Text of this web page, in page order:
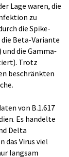
Lage waren, die
zu
die Spike-
Beta-Variante
die Gamma-
Trotz
beschränkten
von B.1.617
Es handelte
Delta
das Virus viel
langsam